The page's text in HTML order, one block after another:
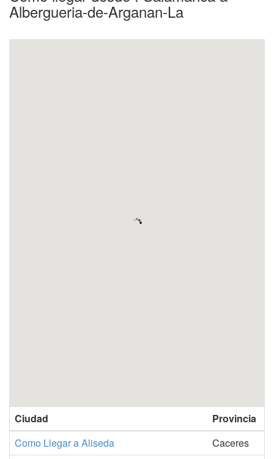
Albergueria-de-Arganan-La
Ciudad
Provincia
Como Llegar a Aliseda
Caceres